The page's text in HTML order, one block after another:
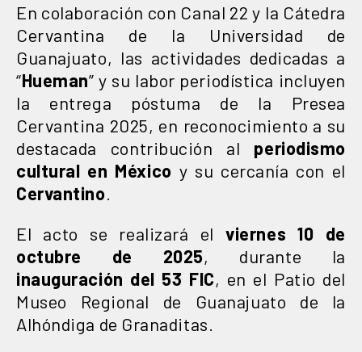
En colaboración con Canal 22 y la Cátedra
Cervantina de la Universidad de
Guanajuato, las actividades dedicadas a
“Hueman” y su labor periodística incluyen
la entrega póstuma de la Presea
Cervantina 2025, en reconocimiento a su
destacada contribución al periodismo
cultural en México y su cercanía con el
Cervantino
El acto se realizará elviernes 10 de
octubre de 2025, durante la
inauguración del 53 FIC, en el Patio del
Museo Regional de Guanajuato de la
Alhóndiga de Granaditas.